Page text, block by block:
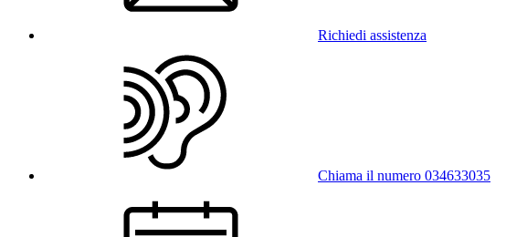
Richiedi assistenza
Chiama il numero 034633035